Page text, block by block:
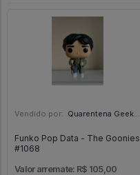
Vendido por: Quarentena Geek Store - SP
Funko Pop Data - The Goonies
#1068
Valor arremate: R$ 105,00